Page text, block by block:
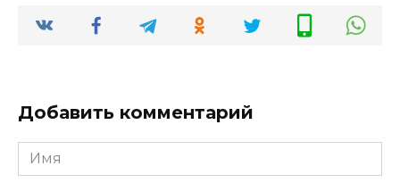
Добавить комментарий
Имя
*